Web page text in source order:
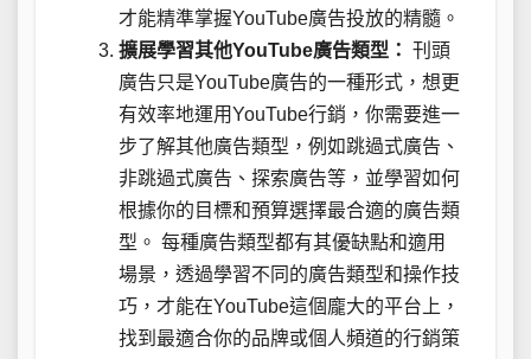
才能精準掌握YouTube廣告投放的精髓。
擴展學習其他YouTube廣告類型： 刊頭
廣告只是YouTube廣告的一種形式，想更
有效率地運用YouTube行銷，你需要進一
步了解其他廣告類型，例如跳過式廣告、
非跳過式廣告、探索廣告等，並學習如何
根據你的目標和預算選擇最合適的廣告類
型。 每種廣告類型都有其優缺點和適用
場景，透過學習不同的廣告類型和操作技
巧，才能在YouTube這個龐大的平台上，
找到最適合你的品牌或個人頻道的行銷策